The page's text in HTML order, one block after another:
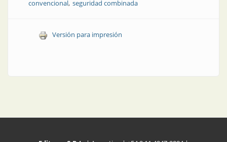
convencional seguridad combinada
Versión para impresión